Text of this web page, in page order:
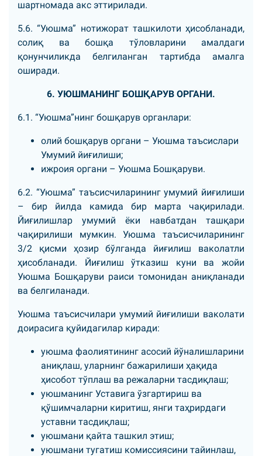
шартномада акс эттирилади.
5.6. “Уюшма” нотижорат ташкилоти ҳисобланади,
солиқ ва бошқа тўловларини амалдаги
қонунчиликда белгиланган тартибда амалга
оширади.
6. УЮШМАНИНГ БОШҚАРУВ ОРГАНИ.
6.1. “Уюшма”нинг бошқарув органлари:
олий бошқарув органи – Уюшма таъсислари
Умумий йиғилиши;
ижроия органи – Уюшма Бошқаруви.
6.2. “Уюшма” таъсисчиларининг умумий йиғилиши
– бир йилда камида бир марта чақирилади.
Йиғилишлар умумий ёки навбатдан ташқари
чақирилиши мумкин. Уюшма таъсисчиларининг
3/2 қисми ҳозир бўлганда йиғилиш ваколатли
ҳисобланади. Йиғилиш ўтказиш куни ва жойи
Уюшма Бошқаруви раиси томонидан аниқланади
ва белгиланади.
Уюшма таъсисчилари умумий йиғилиши ваколати
доирасига қуйидагилар киради:
уюшма фаолиятининг асосий йўналишларини
аниқлаш, уларнинг бажарилиши ҳақида
ҳисобот тўплаш ва режаларни тасдиқлаш;
уюшманинг Уставига ўзгартириш ва
қўшимчаларни киритиш, янги таҳрирдаги
уставни тасдиқлаш;
уюшмани қайта ташкил этиш;
уюшмани тугатиш комиссиясини тайинлаш,